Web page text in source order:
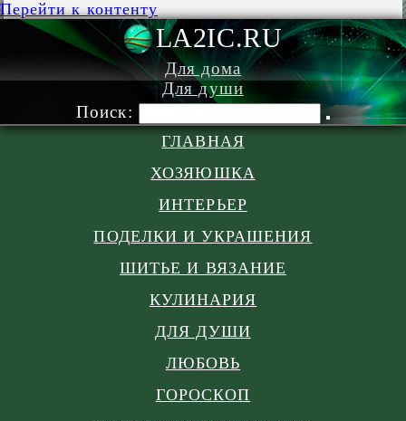
Перейти к контенту
LA2IC.RU
Для дома
Для души
Поиск:
ГЛАВНАЯ
ХОЗЯЮШКА
ИНТЕРЬЕР
ПОДЕЛКИ И УКРАШЕНИЯ
ШИТЬЕ И ВЯЗАНИЕ
КУЛИНАРИЯ
ДЛЯ ДУШИ
ЛЮБОВЬ
ГОРОСКОП